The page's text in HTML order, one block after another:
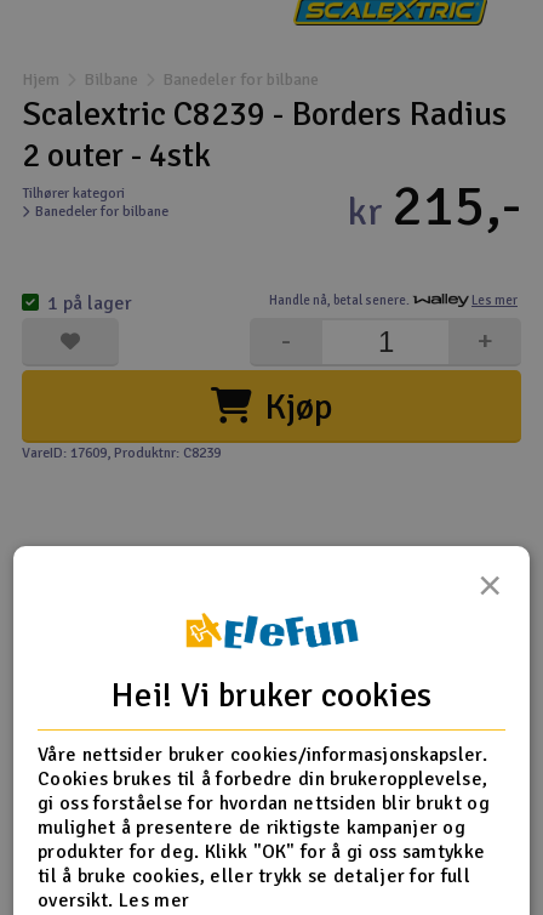
Droner
Droner for FPV
Fly
Helikopter
Kamerautstyr
Modellbygging, LEGO & byggesett
Modelljernbane
Radioutstyr
Raketter
Smarthjem, lek & hobby
Solenergi
Sparkesykler & elkjøretøy
Hjem Bilbane Banedeler for bilbane
Scalextric C8239 - Borders Radius
2 outer - 4stk
Tilhører kategori
Banedeler for bilbane
Handle nå, betal senere. Les mer
kr 215,-
Kjøp
+
-
1 på lager
VareID: 17609, Produktnr: C8239
Produktinformasjon
SX-C8239 Rad 2 Outer borders and barrier
Flere detaljer
×
Hei! Vi bruker cookies
Våre nettsider bruker cookies/informasjonskapsler.
Cookies brukes til å forbedre din brukeropplevelse,
gi oss forståelse for hvordan nettsiden blir brukt og
mulighet å presentere de riktigste kampanjer og
produkter for deg. Klikk "OK" for å gi oss samtykke
til å bruke cookies, eller trykk se detaljer for full
oversikt. Les mer